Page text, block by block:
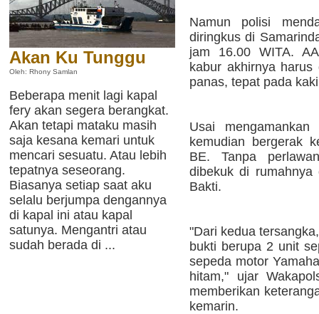
Akan Ku Tunggu
Oleh: Rhony Samlan
Beberapa menit lagi kapal
fery akan segera berangkat.
Akan tetapi mataku masih
saja kesana kemari untuk
mencari sesuatu. Atau lebih
tepatnya seseorang.
Biasanya setiap saat aku
selalu berjumpa dengannya
di kapal ini atau kapal
satunya. Mengantri atau
sudah berada di ...
Namun polisi
diringkus di
jam 16.00 WITA.
kabur akhirnya harus
panas, tepat pada
Usai
kemudian bergerak
BE. Tanpa
dibekuk di
Bakti.
"Dari kedua
bukti berupa 2 unit
sepeda motor
hitam," ujar
memberikan
kemarin.